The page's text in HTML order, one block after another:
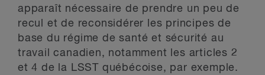
apparaît nécessaire de prendre un peu de
recul et de reconsidérer les principes de
base du régime de santé et sécurité au
travail canadien, notamment les articles 2
et 4 de la LSST québécoise, par exemple.